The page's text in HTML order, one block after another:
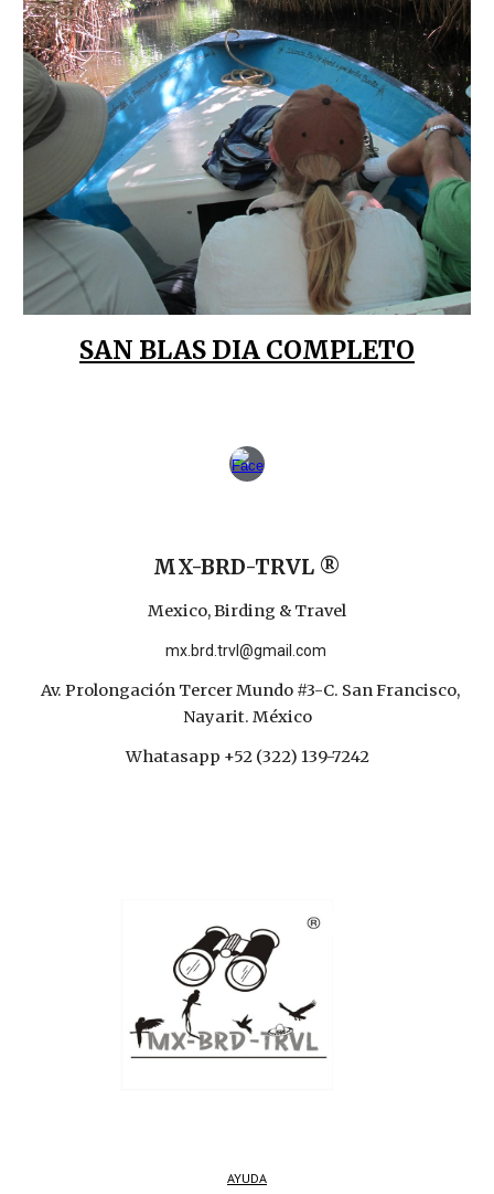
SAN BLAS DIA COMPLETO
MX-BRD-TRVL ®
Mexico, Birding & Travel
mx.brd.trvl@gmail.com
Av. Prolongación Tercer Mundo #3-C. San Francisco,
Nayarit. México
Whatasapp +52 (322) 139-7242
AYUDA